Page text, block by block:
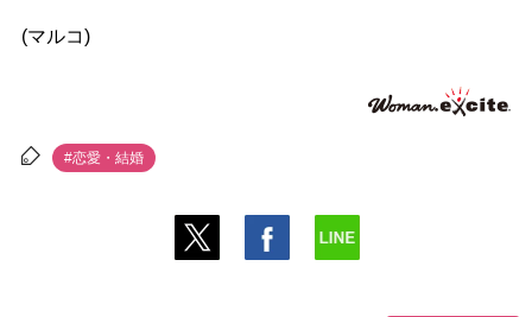
(マルコ)
#恋愛・結婚